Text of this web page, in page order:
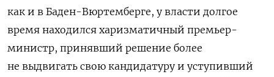
как и в Баден-Вюртемберге, у власти долгое
время находился харизматичный премьер-
министр, принявший решение более
не выдвигать свою кандидатуру и уступивший